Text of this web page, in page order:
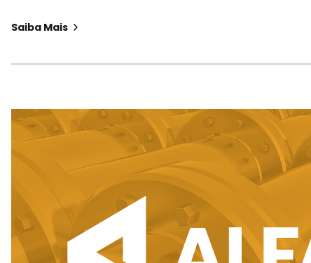
Saiba Mais